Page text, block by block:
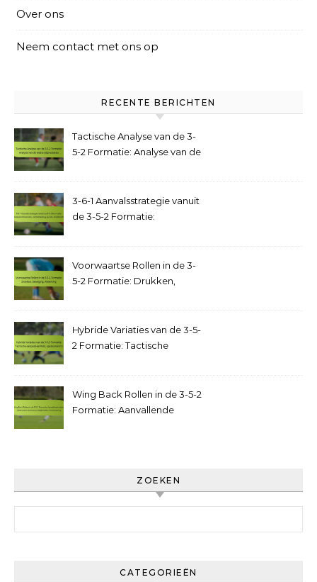
Over ons
Neem contact met ons op
RECENTE BERICHTEN
Tactische Analyse van de 3-
5-2 Formatie: Analyse van de
3-6-1 Aanvalsstrategie vanuit
de 3-5-2 Formatie:
middenveld
Voorwaartse Rollen in de 3-
5-2 Formatie: Drukken,
Hybride Variaties van de 3-5-
2 Formatie: Tactische
Wing Back Rollen in de 3-5-2
Formatie: Aanvallende
ZOEKEN
CATEGORIEËN